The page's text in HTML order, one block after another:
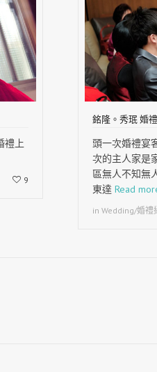
禮上
9
銘隆。秀珉 婚
頭一次婚禮宴
次的主人家是
區無人不知無
東達Read
inWedding/婚禮